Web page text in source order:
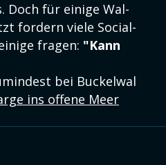
Doch für einige Wal-
fordern viele Social-
fragen: "Kann
bei Buckelwal
ins offene Meer